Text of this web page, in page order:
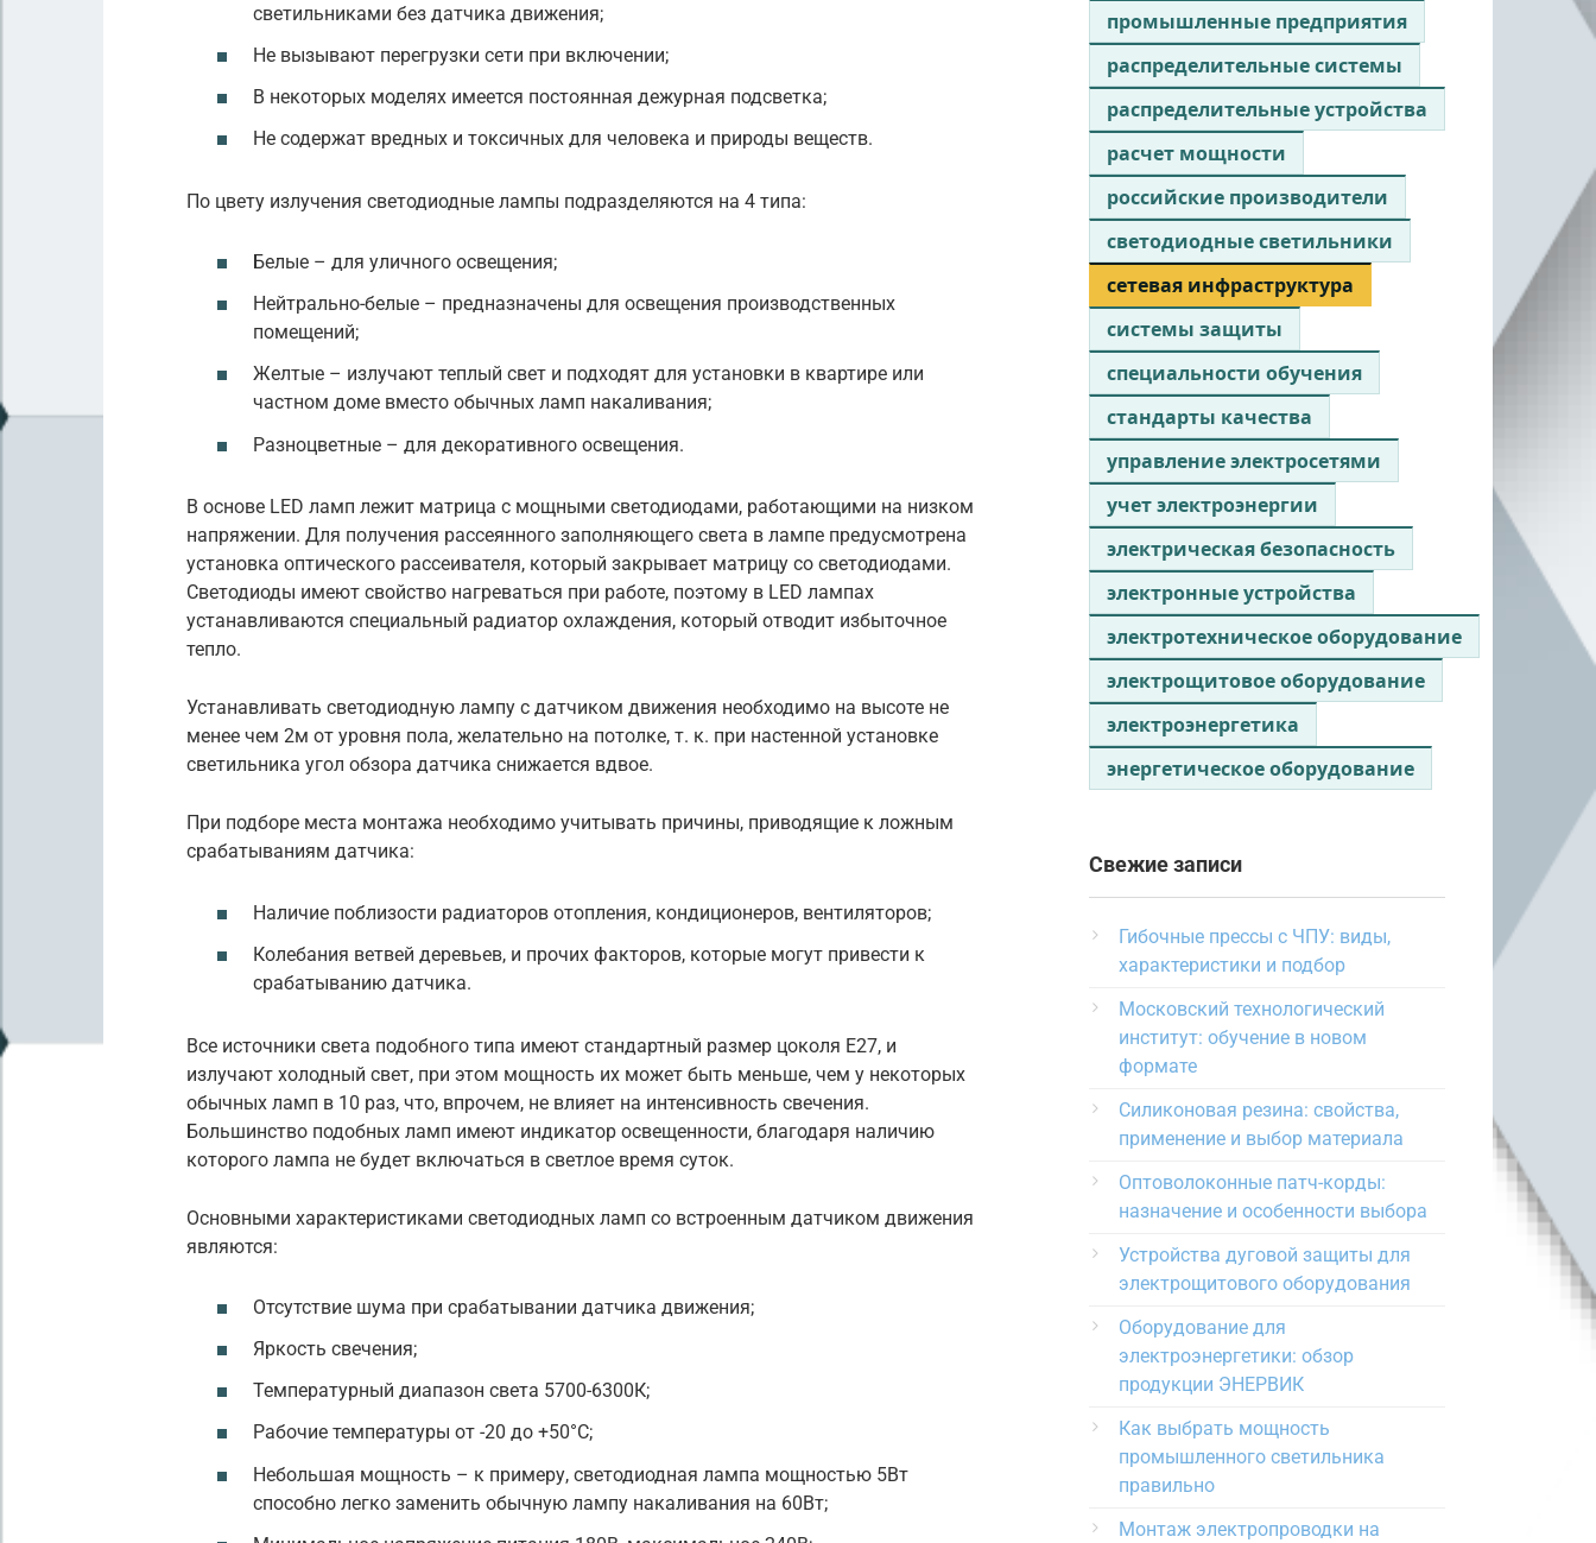
светильниками без датчика движения;
Не вызывают перегрузки сети при включении;
В некоторых моделях имеется постоянная дежурная подсветка;
Не содержат вредных и токсичных для человека и природы веществ.
По цвету излучения светодиодные лампы подразделяются на 4 типа:
Белые – для уличного освещения;
Нейтрально-белые – предназначены для освещения производственных
помещений;
Желтые – излучают теплый свет и подходят для установки в квартире или
частном доме вместо обычных ламп накаливания;
Разноцветные – для декоративного освещения.
В основе LED ламп лежит матрица с мощными светодиодами, работающими на низком
напряжении. Для получения рассеянного заполняющего света в лампе предусмотрена
установка оптического рассеивателя, который закрывает матрицу со светодиодами.
Светодиоды имеют свойство нагреваться при работе, поэтому в LED лампах
устанавливаются специальный радиатор охлаждения, который отводит избыточное
тепло.
Устанавливать светодиодную лампу с датчиком движения необходимо на высоте не
менее чем 2м от уровня пола, желательно на потолке, т. к. при настенной установке
светильника угол обзора датчика снижается вдвое.
При подборе места монтажа необходимо учитывать причины, приводящие к ложным
срабатываниям датчика:
Наличие поблизости радиаторов отопления, кондиционеров, вентиляторов;
Колебания ветвей деревьев, и прочих факторов, которые могут привести к
срабатыванию датчика.
Все источники света подобного типа имеют стандартный размер цоколя E27, и
излучают холодный свет, при этом мощность их может быть меньше, чем у некоторых
обычных ламп в 10 раз, что, впрочем, не влияет на интенсивность свечения.
Большинство подобных ламп имеют индикатор освещенности, благодаря наличию
которого лампа не будет включаться в светлое время суток.
Основными характеристиками светодиодных ламп со встроенным датчиком движения
являются:
Отсутствие шума при срабатывании датчика движения;
Яркость свечения;
Температурный диапазон света 5700-6300К;
Рабочие температуры от -20 до +50°C;
Небольшая мощность – к примеру, светодиодная лампа мощностью 5Вт
способно легко заменить обычную лампу накаливания на 60Вт;
промышленные предприятия
распределительные системы
распределительные устройства
расчет мощности
российские производители
светодиодные светильники
сетевая инфраструктура
системы защиты
специальности обучения
стандарты качества
управление электросетями
учет электроэнергии
электрическая безопасность
электронные устройства
электротехническое оборудование
электрощитовое оборудование
электроэнергетика
энергетическое оборудование
Свежие записи
Гибочные прессы с ЧПУ: виды,
характеристики и подбор
Московский технологический
институт: обучение в новом
формате
Силиконовая резина: свойства,
применение и выбор материала
Оптоволоконные патч-корды:
назначение и особенности выбора
Устройства дуговой защиты для
электрощитового оборудования
Оборудование для
электроэнергетики: обзор
продукции ЭНЕРВИК
Как выбрать мощность
промышленного светильника
правильно
Монтаж электропроводки на